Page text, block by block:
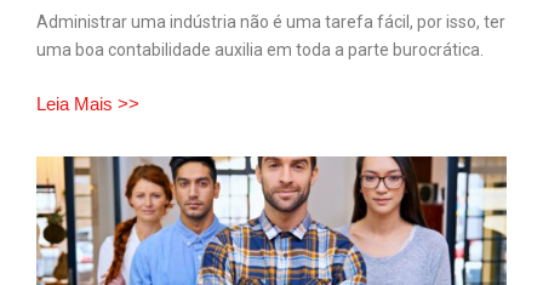
Administrar uma indústria não é uma tarefa fácil, por isso, ter
uma boa contabilidade auxilia em toda a parte burocrática.
Leia Mais >>